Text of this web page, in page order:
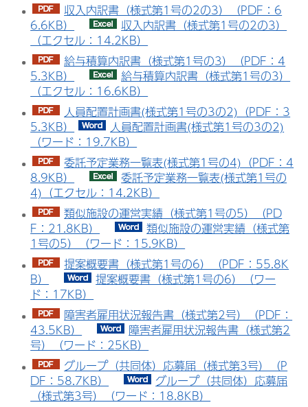
収入内訳書（様式第1号の2の3）（PDF：6
6.6KB）
収入内訳書（様式第1号の2の3）
（エクセル：14.2KB）
給与積算内訳書（様式第1号の3）（PDF：4
5.3KB）
給与積算内訳書（様式第1号の3）
（エクセル：16.6KB）
人員配置計画書(様式第1号の3の2)（PDF：3
5.3KB）
人員配置計画書(様式第1号の3の2)
（ワード：19.7KB）
委託予定業務一覧表(様式第1号の4)（PDF：4
8.9KB）
委託予定業務一覧表(様式第1号の
4)（エクセル：14.2KB）
類似施設の運営実績（様式第1号の5）（PD
F：21.8KB）
類似施設の運営実績（様式第
1号の5）（ワード：15.9KB）
提案概要書（様式第1号の6）（PDF：55.8K
B）
提案概要書（様式第1号の6）（ワー
ド：17KB）
障害者雇用状況報告書（様式第2号）（PDF：
43.5KB）
障害者雇用状況報告書（様式第2
号）（ワード：25KB）
グループ（共同体）応募届（様式第3号）（P
DF：58.7KB）
グループ（共同体）応募届
（様式第3号）（ワード：18.8KB）